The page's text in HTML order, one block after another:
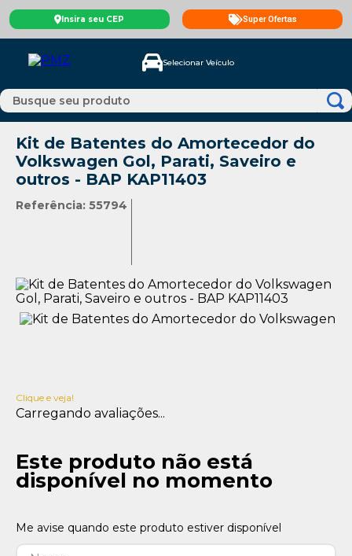
Insira seu CEP Super Ofertas
Selecionar Veículo
Kit de Batentes do Amortecedor do
Volkswagen Gol, Parati, Saveiro e
outros - BAP KAP11403
Referência: 55794
Clique e veja!
Carregando avaliações...
Este produto não está
disponível no momento